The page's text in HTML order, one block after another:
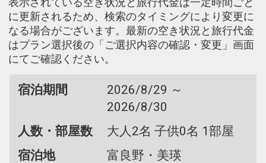
に更新されるため、検索のタイミングにより変更に
なる場合がございます。最新の空き状況と旅行代金
はプラン選択後の「ご選択内容の確認・変更」画面
にてご確認ください。
宿泊期間
2026/8/29 ～
2026/8/30
人数・部屋数
大人2名 子供0名 1部屋
宿泊地
富良野・美瑛